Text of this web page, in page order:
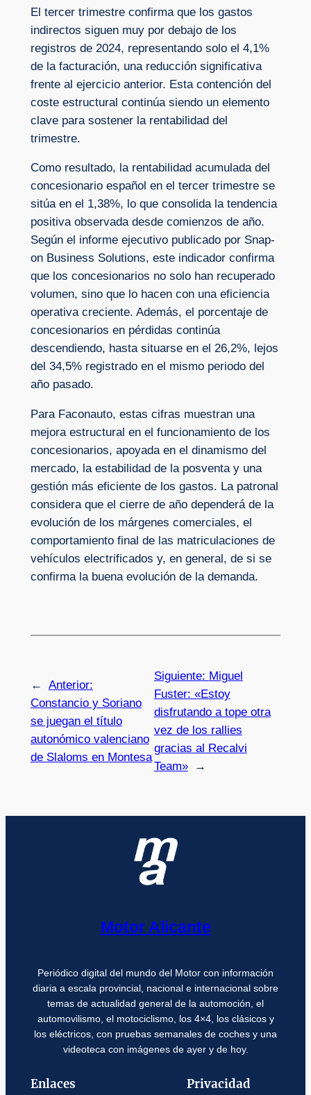
El tercer trimestre confirma que los gastos
indirectos siguen muy por debajo de los
registros de 2024, representando solo el 4,1%
de la facturación, una reducción significativa
frente al ejercicio anterior. Esta contención del
coste estructural continúa siendo un elemento
clave para sostener la rentabilidad del
trimestre.
Como resultado, la rentabilidad acumulada del
concesionario español en el tercer trimestre se
sitúa en el 1,38%, lo que consolida la tendencia
positiva observada desde comienzos de año.
Según el informe ejecutivo publicado por Snap-
on Business Solutions, este indicador confirma
que los concesionarios no solo han recuperado
volumen, sino que lo hacen con una eficiencia
operativa creciente. Además, el porcentaje de
concesionarios en pérdidas continúa
descendiendo, hasta situarse en el 26,2%, lejos
del 34,5% registrado en el mismo periodo del
año pasado.
Para Faconauto, estas cifras muestran una
mejora estructural en el funcionamiento de los
concesionarios, apoyada en el dinamismo del
mercado, la estabilidad de la posventa y una
gestión más eficiente de los gastos. La patronal
considera que el cierre de año dependerá de la
evolución de los márgenes comerciales, el
comportamiento final de las matriculaciones de
vehículos electrificados y, en general, de si se
confirma la buena evolución de la demanda.
←
Anterior:
Constancio y Soriano
se juegan el título
autonómico valenciano
de Slaloms en Montesa
Siguiente: Miguel
Fuster: «Estoy
disfrutando a tope otra
vez de los rallies
gracias al Recalvi
Team»
→
Motor Alicante
Periódico digital del mundo del Motor con información
diaria a escala provincial, nacional e internacional sobre
temas de actualidad general de la automoción, el
automovilismo, el motociclismo, los 4×4, los clásicos y
los eléctricos, con pruebas semanales de coches y una
videoteca con imágenes de ayer y de hoy.
Enlaces Privacidad